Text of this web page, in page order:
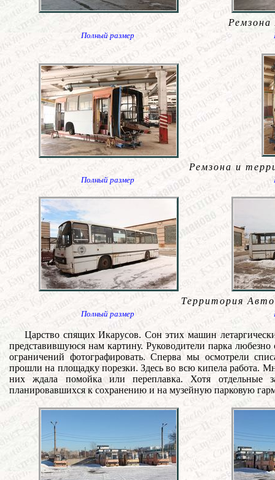
Полный размер
Ремзона и
Полный размер
Территория
Полный размер
Царство спящих Икарусов. Сон этих машин
представившуюся нам картину. Руководители парка
ограничений фотографировать. Сперва мы осмотрели
прошли на площадку порезки. Здесь во всю кипела работа.
них ждала помойка или переплавка. Хотя отдельные
планировавшихся к сохранению и на музейную парковую